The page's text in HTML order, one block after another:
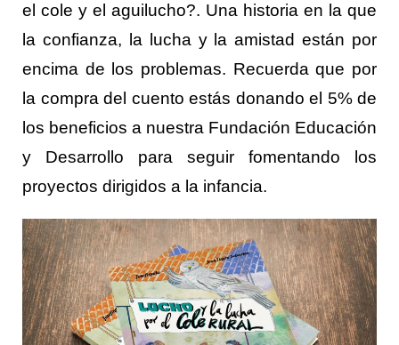
el cole y el aguilucho?. Una historia en la que
la confianza, la lucha y la amistad están por
encima de los problemas. Recuerda que por
la compra del cuento estás donando el 5% de
los beneficios a nuestra Fundación Educación
y Desarrollo para seguir fomentando los
proyectos dirigidos a la infancia.